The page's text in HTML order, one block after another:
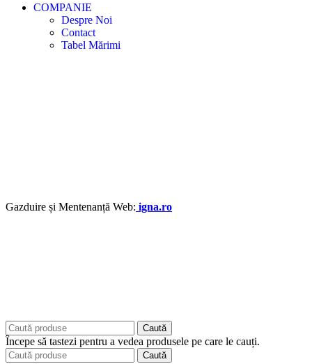
COMPANIE
Despre Noi
Contact
Tabel Mărimi
Gazduire și Mentenanță Web: igna.ro
Caută
Începe să tastezi pentru a vedea produsele pe care le cauți.
Caută